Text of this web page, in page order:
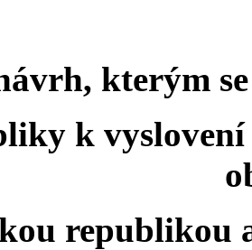
kterým
k vyslovení
republikou